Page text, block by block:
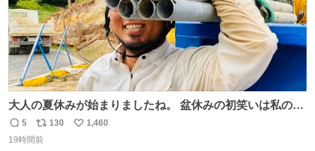
大人の夏休みが始まりましたね。 盆休みの初笑いは私の現
場コスプレ マスターイーでお願いします！！
返
信
5
リ
ポ
130
い
1,460
19時間前